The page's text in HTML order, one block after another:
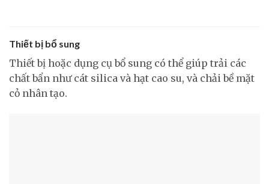
Thiết bị bổ sung
Thiết bị hoặc dụng cụ bổ sung có thể giúp trải các
chất bẩn như cát silica và hạt cao su, và chải bề mặt
cỏ nhân tạo.